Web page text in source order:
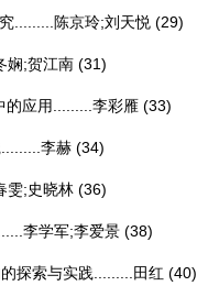
.........
陈京玲;刘天悦 (29)
娴;贺江南 (31)
应用......... 李彩雁 (33)
李赫 (34)
雯;史晓林 (36)
李学军;李爱景 (38)
探索与实践......... 田红 (40)